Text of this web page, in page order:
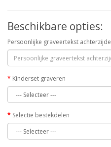
Beschikbare opties:
Persoonlijke graveertekst achterzijde
Kinderset graveren
Selectie bestekdelen